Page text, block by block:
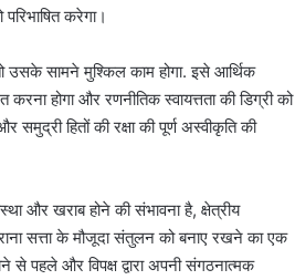
करेगा।
उसके सामने मुश्किल काम होगा. इसे आर्थिक
होगा और रणनीतिक स्वायत्तता की डिग्री को
समुद्री हितों की रक्षा की पूर्ण अस्वीकृति की
और खराब होने की संभावना है, क्षेत्रीय
सत्ता के मौजूदा संतुलन को बनाए रखने का एक
पहले और विपक्ष द्वारा अपनी संगठनात्मक